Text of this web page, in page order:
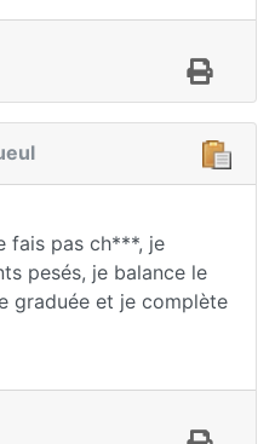
fais pas ch***, je
pesés, je balance le
graduée et je complète